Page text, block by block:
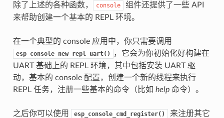
除了上述的各种函数， console
组件还提供了一些 API
来帮助创建一个基本的 REPL 环境。
在一个典型的 console 应用中，你只需要调用
esp_console_new_repl_uart()
，它会为你初始化好构建在
UART 基础上的 REPL 环境，其中包括安装 UART 驱
动，基本的 console 配置，创建一个新的线程来执行
REPL 任务，注册一些基本的命令（比如 help命令）。
之后你可以使用 esp_console_cmd_register()
来注册其它